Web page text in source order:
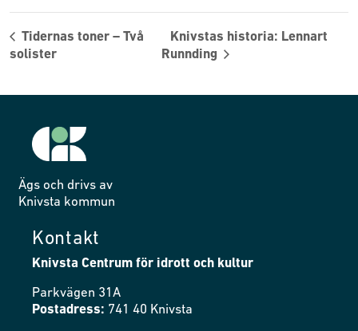
Tidernas toner – Två
solister
Knivstas historia: Lennart
Runnding
Ägs och drivs av
Knivsta kommun
Kontakt
Knivsta Centrum för idrott och kultur
Parkvägen 31A
Postadress: 741 40 Knivsta